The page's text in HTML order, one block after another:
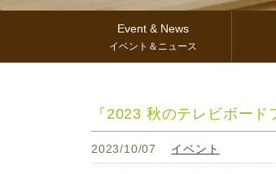
Event & News
イベント＆ニュース
『2023 秋のテレビボード
2023/10/07 イベント